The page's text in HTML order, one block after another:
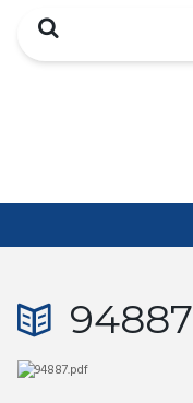
Search
94887